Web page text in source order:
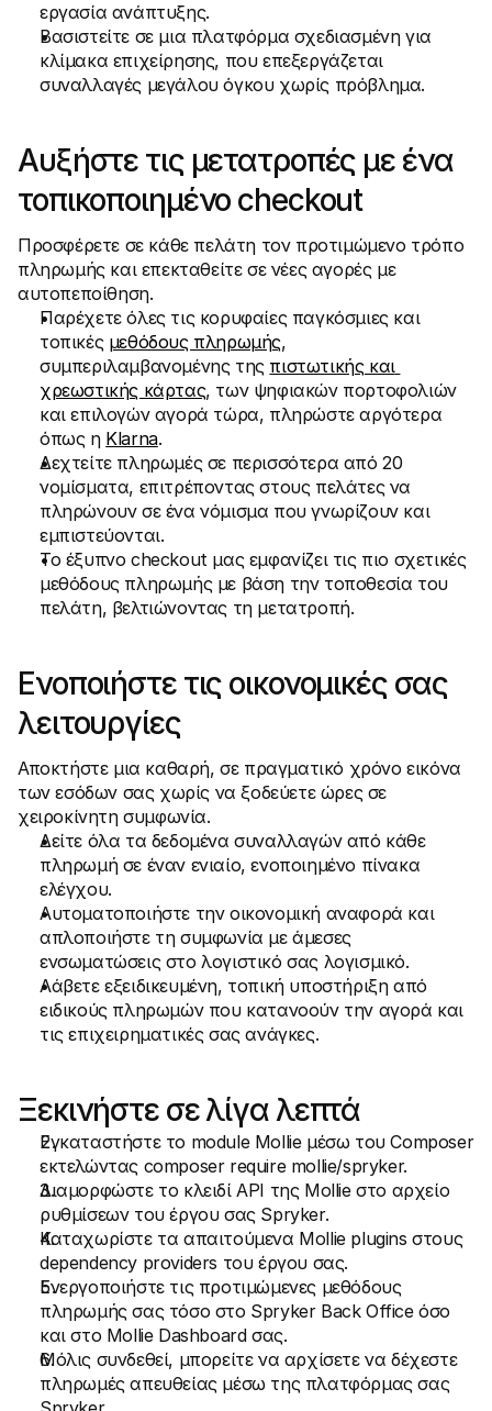
εργασία ανάπτυξης.
Βασιστείτε σε μια πλατφόρμα σχεδιασμένη για
κλίμακα επιχείρησης, που επεξεργάζεται
συναλλαγές μεγάλου όγκου χωρίς πρόβλημα.
Αυξήστε τις μετατροπές με ένα
τοπικοποιημένο checkout
Προσφέρετε σε κάθε πελάτη τον προτιμώμενο τρόπο
πληρωμής και επεκταθείτε σε νέες αγορές με
αυτοπεποίθηση.
Παρέχετε όλες τις κορυφαίες παγκόσμιες και
τοπικές μεθόδους πληρωμής,
συμπεριλαμβανομένης της πιστωτικής και
χρεωστικής κάρτας, των ψηφιακών πορτοφολιών
και επιλογών αγορά τώρα, πληρώστε αργότερα
όπως η Klarna.
Δεχτείτε πληρωμές σε περισσότερα από 20
νομίσματα, επιτρέποντας στους πελάτες να
πληρώνουν σε ένα νόμισμα που γνωρίζουν και
εμπιστεύονται.
Το έξυπνο checkout μας εμφανίζει τις πιο σχετικές
μεθόδους πληρωμής με βάση την τοποθεσία του
πελάτη, βελτιώνοντας τη μετατροπή.
Ενοποιήστε τις οικονομικές σας
λειτουργίες
Αποκτήστε μια καθαρή, σε πραγματικό χρόνο εικόνα
των εσόδων σας χωρίς να ξοδεύετε ώρες σε
χειροκίνητη συμφωνία.
Δείτε όλα τα δεδομένα συναλλαγών από κάθε
πληρωμή σε έναν ενιαίο, ενοποιημένο πίνακα
ελέγχου.
Αυτοματοποιήστε την οικονομική αναφορά και
απλοποιήστε τη συμφωνία με άμεσες
ενσωματώσεις στο λογιστικό σας λογισμικό.
Λάβετε εξειδικευμένη, τοπική υποστήριξη από
ειδικούς πληρωμών που κατανοούν την αγορά και
τις επιχειρηματικές σας ανάγκες.
Ξεκινήστε σε λίγα λεπτά
Εγκαταστήστε το module Mollie μέσω του Composer
εκτελώντας composer require mollie/spryker.
Διαμορφώστε το κλειδί API της Mollie στο αρχείο
ρυθμίσεων του έργου σας Spryker.
Καταχωρίστε τα απαιτούμενα Mollie plugins στους
dependency providers του έργου σας.
Ενεργοποιήστε τις προτιμώμενες μεθόδους
πληρωμής σας τόσο στο Spryker Back Office όσο
και στο Mollie Dashboard σας.
Μόλις συνδεθεί, μπορείτε να αρχίσετε να δέχεστε
πληρωμές απευθείας μέσω της πλατφόρμας σας